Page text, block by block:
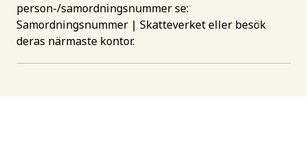
person-/samordningsnummer se:
Samordningsnummer | Skatteverketeller besök
deras närmaste kontor.